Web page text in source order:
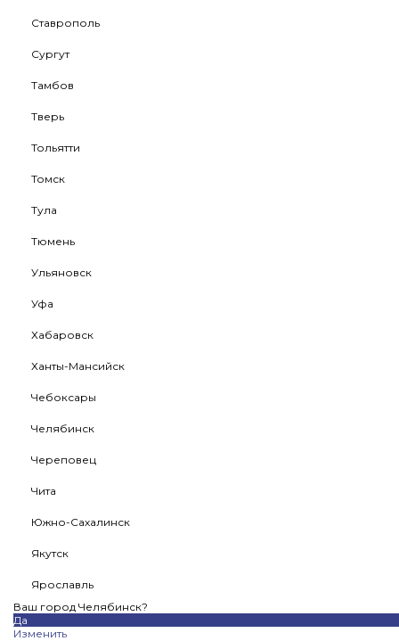
Ставрополь
Сургут
Тамбов
Тверь
Тольятти
Томск
Тула
Тюмень
Ульяновск
Уфа
Хабаровск
Ханты-Мансийск
Чебоксары
Челябинск
Череповец
Чита
Южно-Сахалинск
Якутск
Ярославль
Ваш город Челябинск?
Да
Изменить